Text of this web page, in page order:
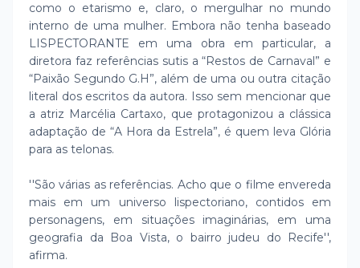
como o etarismo e, claro, o mergulhar no mundo
interno de uma mulher. Embora não tenha baseado
LISPECTORANTE em uma obra em particular, a
diretora faz referências sutis a “Restos de Carnaval” e
“Paixão Segundo G.H”, além de uma ou outra citação
literal dos escritos da autora. Isso sem mencionar que
a atriz Marcélia Cartaxo, que protagonizou a clássica
adaptação de “A Hora da Estrela”, é quem leva Glória
para as telonas.
''São várias as referências. Acho que o filme envereda
mais em um universo lispectoriano, contidos em
personagens, em situações imaginárias, em uma
geografia da Boa Vista, o bairro judeu do Recife'',
afirma.